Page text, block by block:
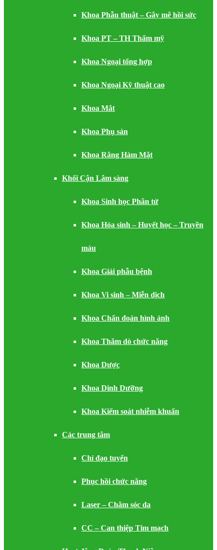
Khoa Phẫu thuật – Gây mê hồi sức
Khoa PT – TH Thẩm mỹ
Khoa Ngoại tổng hợp
Khoa Ngoại Kỹ thuật cao
Khoa Mắt
Khoa Phụ sản
Khoa Răng Hàm Mặt
Khối Cận Lâm sàng
Khoa Sinh học Phân tử
Khoa Hóa sinh – Huyết học – Truyền
máu
Khoa Giải phẫu bệnh
Khoa Vi sinh – Miễn dịch
Khoa Chẩn đoán hình ảnh
Khoa Thăm dò chức năng
Khoa Dược
Khoa Dinh Dưỡng
Khoa Kiểm soát nhiễm khuẩn
Các trung tâm
Chỉ đạo tuyến
Phục hồi chức năng
Laser – Chăm sóc da
CC – Can thiệp Tim mạch